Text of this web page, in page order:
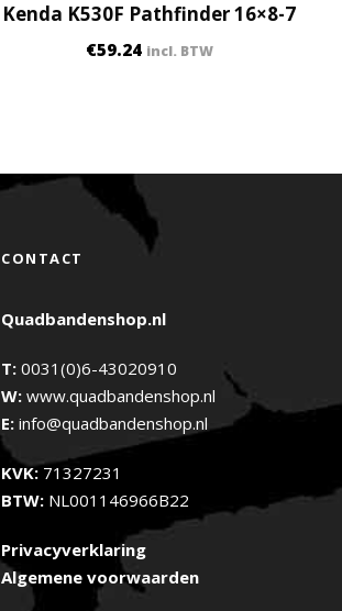
Kenda K530F Pathfinder 16×8-7
€59.24 incl. BTW
CONTACT
Quadbandenshop.nl
T: 0031(0)6-43020910
W: www.quadbandenshop.nl
E: info@quadbandenshop.nl
KVK: 71327231
BTW: NL001146966B22
Privacyverklaring
Algemene voorwaarden